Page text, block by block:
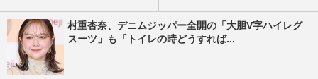
村重杏奈、デニムジッパー全開の「大胆V字ハイレグ
スーツ」も「トイレの時どうすれば...